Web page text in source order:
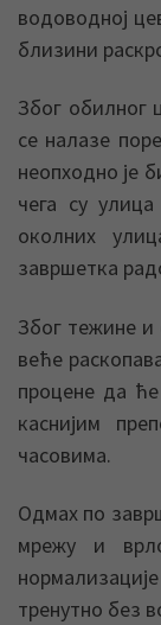
водоводној
близини
Због обилног
се налазе
неопходно је
чега су
околних
завршетка
Због тежине
веће
процене да
каснијим
часовима.
Одмах по
мрежу и
тренутно без